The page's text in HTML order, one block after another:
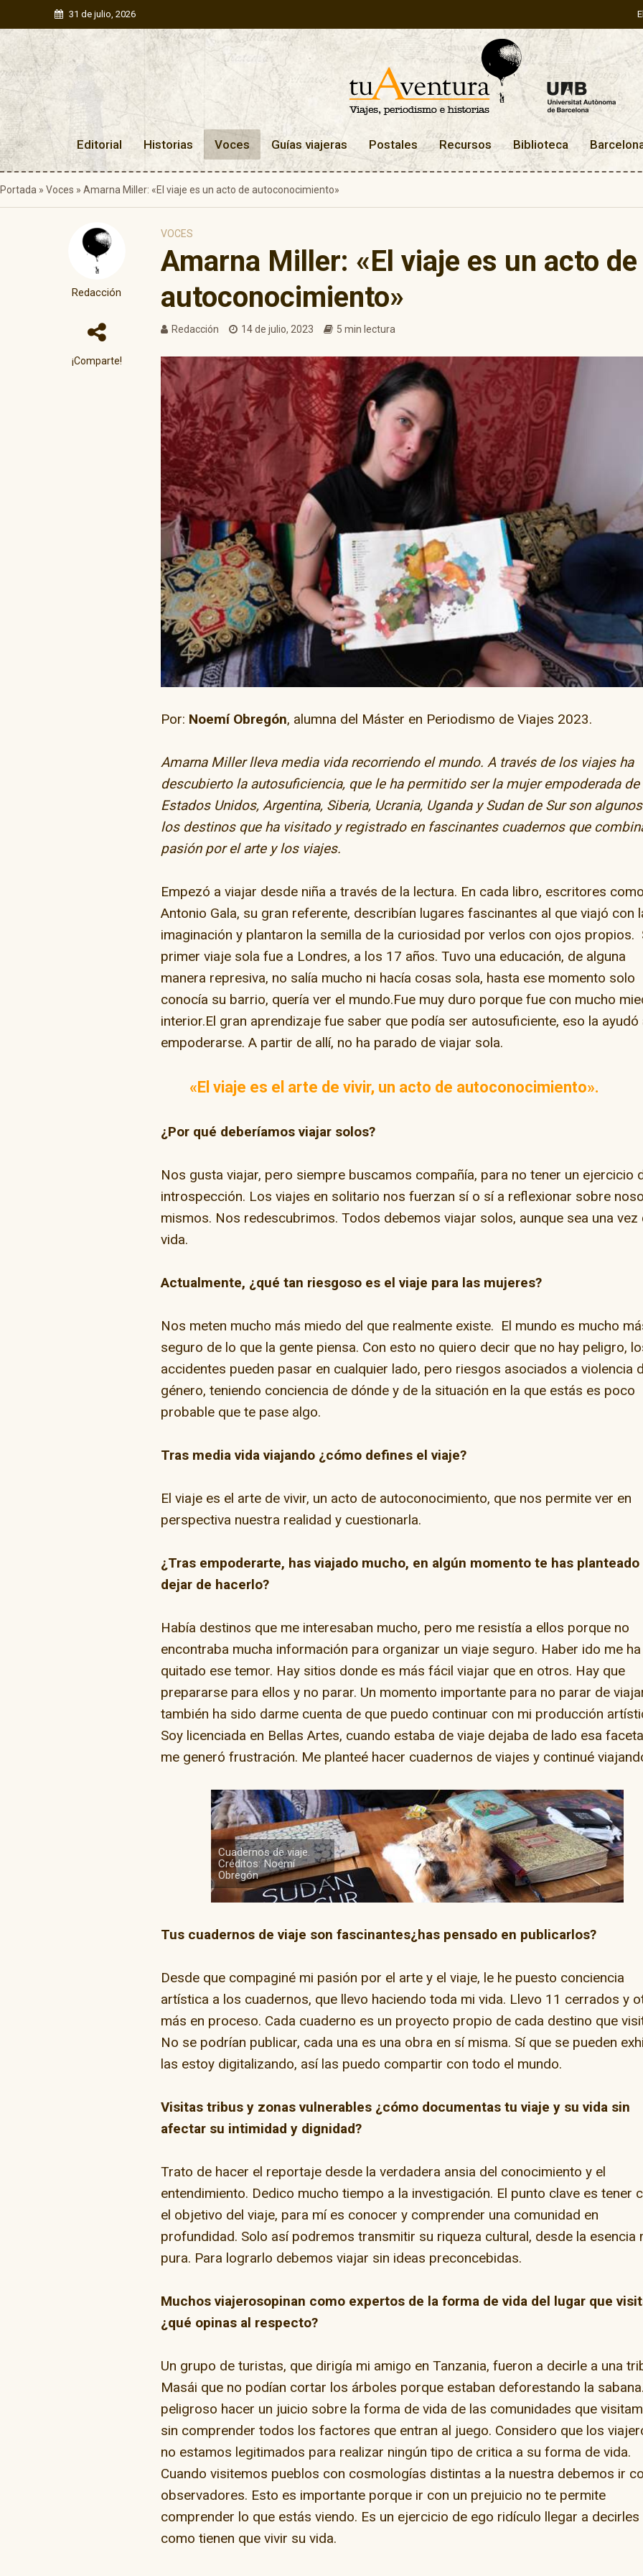
31 de julio, 2026
Editorial Historias Voces Guías viajeras Postales Recursos Biblioteca
Portada » Voces » Amarna Miller: «El viaje es un acto de autoconocimiento»
Redacción
¡Comparte!
VOCES
Amarna Miller: «El viaje es un acto de
autoconocimiento»
Redacción 14 de julio, 2023 5 min lectura
Por: Noemí Obregón, alumna del Máster en Periodismo de Viajes 2023.
Amarna Miller lleva media vida recorriendo el mundo. A través de los viajes ha
descubierto la autosuficiencia, que le ha permitido ser la mujer empoderada de
Estados Unidos, Argentina, Siberia, Ucrania, Uganda y Sudan de Sur son
los destinos que ha visitado y registrado en fascinantes cuadernos que
pasión por el arte y los viajes.
Empezó a viajar desde niña a través de la lectura. En cada libro, escritores como
Antonio Gala, su gran referente, describían lugares fascinantes al que viajó con
imaginación y plantaron la semilla de la curiosidad por verlos con ojos propios.
primer viaje sola fue a Londres, a los 17 años. Tuvo una educación, de alguna
manera represiva, no salía mucho ni hacía cosas sola, hasta ese momento solo
conocía su barrio, quería ver el mundo.Fue muy duro porque fue con mucho
interior.El gran aprendizaje fue saber que podía ser autosuficiente, eso la ayudó
empoderarse. A partir de allí, no ha parado de viajar sola.
«El viaje es el arte de vivir, un acto de autoconocimiento».
¿Por qué deberíamos viajar solos?
Nos gusta viajar, pero siempre buscamos compañía, para no tener un ejercicio
introspección. Los viajes en solitario nos fuerzan sí o sí a reflexionar sobre
mismos. Nos redescubrimos. Todos debemos viajar solos, aunque sea una vez
vida.
Actualmente, ¿qué tan riesgoso es el viaje para las mujeres?
Nos meten mucho más miedo del que realmente existe. El mundo es mucho
seguro de lo que la gente piensa. Con esto no quiero decir que no hay peligro,
accidentes pueden pasar en cualquier lado, pero riesgos asociados a violencia
género, teniendo conciencia de dónde y de la situación en la que estás es poco
probable que te pase algo.
Tras media vida viajando ¿cómo defines el viaje?
El viaje es el arte de vivir, un acto de autoconocimiento, que nos permite ver en
perspectiva nuestra realidad y cuestionarla.
¿Tras empoderarte, has viajado mucho, en algún momento te has planteado
dejar de hacerlo?
Había destinos que me interesaban mucho, pero me resistía a ellos porque no
encontraba mucha información para organizar un viaje seguro. Haber ido me ha
quitado ese temor. Hay sitios donde es más fácil viajar que en otros. Hay que
prepararse para ellos y no parar. Un momento importante para no parar de
también ha sido darme cuenta de que puedo continuar con mi producción
Soy licenciada en Bellas Artes, cuando estaba de viaje dejaba de lado esa
me generó frustración. Me planteé hacer cuadernos de viajes y continué
Cuadernos de viaje.
Créditos: Noemí
Obregón
Tus cuadernos de viaje son fascinantes¿has pensado en publicarlos?
Desde que compaginé mi pasión por el arte y el viaje, le he puesto conciencia
artística a los cuadernos, que llevo haciendo toda mi vida. Llevo 11 cerrados y
más en proceso. Cada cuaderno es un proyecto propio de cada destino que
No se podrían publicar, cada una es una obra en sí misma. Sí que se pueden
las estoy digitalizando, así las puedo compartir con todo el mundo.
Visitas tribus y zonas vulnerables ¿cómo documentas tu viaje y su vida sin
afectar su intimidad y dignidad?
Trato de hacer el reportaje desde la verdadera ansia del conocimiento y el
entendimiento. Dedico mucho tiempo a la investigación. El punto clave es tener
el objetivo del viaje, para mí es conocer y comprender una comunidad en
profundidad. Solo así podremos transmitir su riqueza cultural, desde la esencia
pura. Para lograrlo debemos viajar sin ideas preconcebidas.
Muchos viajerosopinan como expertos de la forma de vida del lugar que
¿qué opinas al respecto?
Un grupo de turistas, que dirigía mi amigo en Tanzania, fueron a decirle a una
Masái que no podían cortar los árboles porque estaban deforestando la
peligroso hacer un juicio sobre la forma de vida de las comunidades que
sin comprender todos los factores que entran al juego. Considero que los
no estamos legitimados para realizar ningún tipo de critica a su forma de vida.
Cuando visitemos pueblos con cosmologías distintas a la nuestra debemos ir
observadores. Esto es importante porque ir con un prejuicio no te permite
comprender lo que estás viendo. Es un ejercicio de ego ridículo llegar a decirles
como tienen que vivir su vida.
“Go Skate Day” en la capital del
skate